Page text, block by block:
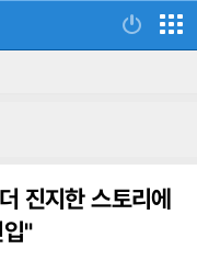
진지한 스토리에
"